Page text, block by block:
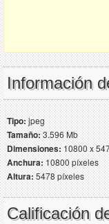
Información
Tipo:jpeg
Tamaño:3.596 Mb
Dimensiones:10800 x
Anchura:10800 píxeles
Altura:5478 píxeles
Calificación